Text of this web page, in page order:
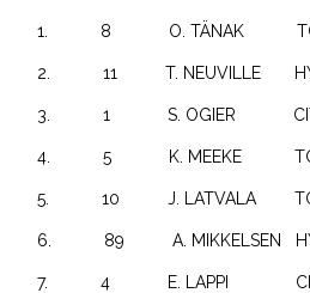
1. 8 O. TÄNAK
2. 11 T. NEUVILLE
3. 1 S. OGIER
4. 5 K. MEEKE
5. 10 J. LATVALA
6. 89 A. MIKKELSEN
7. 4 E. LAPPI